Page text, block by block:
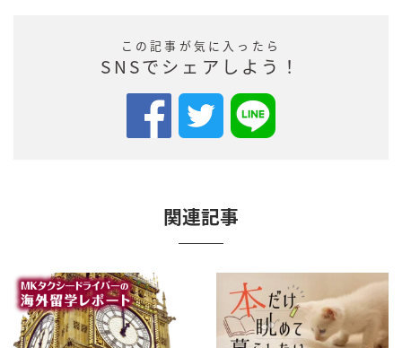
この記事が気に入ったら
SNSでシェアしよう！
関連記事